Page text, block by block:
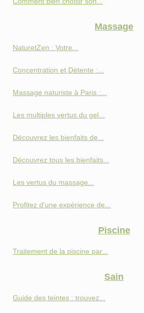
Massage
NaturetZen : Votre...
Concentration et Détente :...
Massage naturiste à Paris :...
Les multiples vertus du gel...
Découvrez les bienfaits de...
Découvrez tous les bienfaits...
Les vertus du massage...
Profitez d'une expérience de...
Piscine
Traitement de la piscine par...
Sain
Guide des teintes : trouvez...